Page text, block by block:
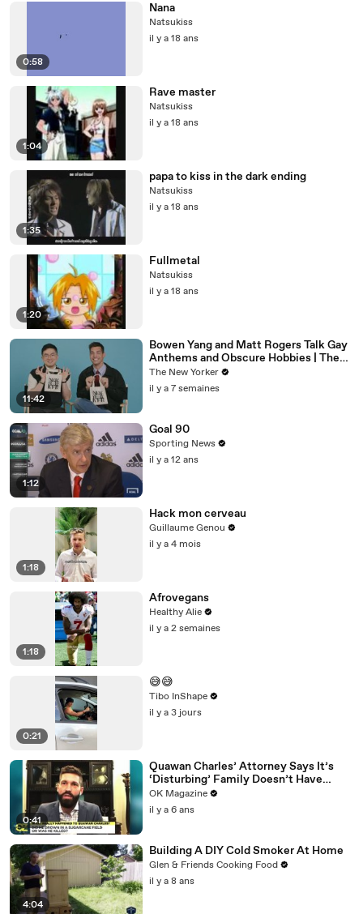
0:58
Nana
Natsukiss
il y a 18 ans
1:04
Rave master
Natsukiss
il y a 18 ans
1:35
papa to kiss in the dark ending
Natsukiss
il y a 18 ans
1:20
Fullmetal
Natsukiss
il y a 18 ans
11:42
Bowen Yang and Matt Rogers Talk Gay
Anthems and Obscure Hobbies | The
Mini Interview | The New Yorker
The New Yorker
il y a 7 semaines
1:12
Goal 90
Sporting News
il y a 12 ans
1:18
Hack mon cerveau
Guillaume Genou
il y a 4 mois
1:18
Afrovegans
Healthy Alie
il y a 2 semaines
0:21
😅😅
Tibo InShape
il y a 3 jours
0:41
Quawan Charles’ Attorney Says It’s
‘Disturbing’ Family Doesn’t Have
Answers — Watch
OK Magazine
il y a 6 ans
4:04
Building A DIY Cold Smoker At Home
Glen & Friends Cooking Food
il y a 8 ans